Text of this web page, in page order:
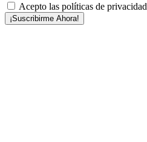
Acepto las políticas de privacidad
¡Suscribirme Ahora!